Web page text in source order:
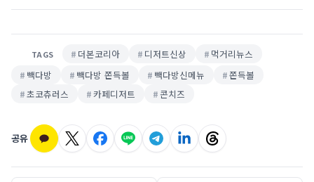
TAGS 더본코리아 디저트신상
먹거리뉴스
빽다방
빽다방 쫀득볼 빽다방신메뉴
쫀득볼
초코츄러스
카페디저트 콘치즈
공유